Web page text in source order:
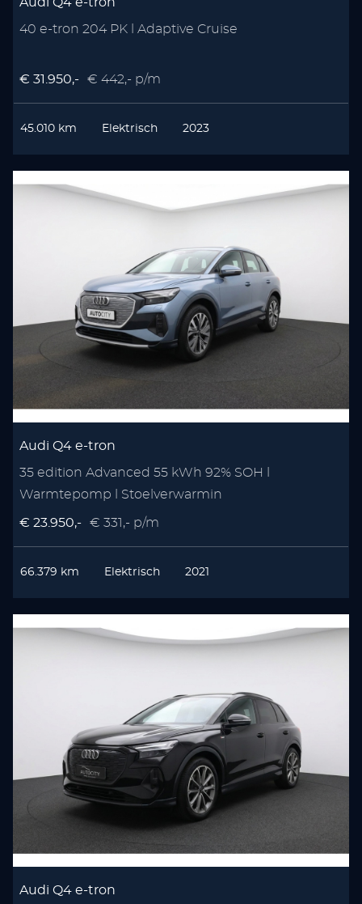
40 e-tron 204 PK l Adaptive Cruise
€ 31.950,- € 442,- p/m
45.010 km Elektrisch 2023
Audi Q4 e-tron
35 edition Advanced 55 kWh 92% SOH l
Warmtepomp l Stoelverwarmin
€ 23.950,- € 331,- p/m
66.379 km Elektrisch 2021
Audi Q4 e-tron